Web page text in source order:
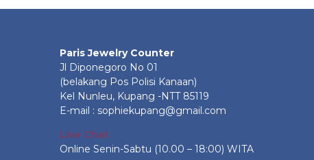
Paris Jewelry Counter
Jl Diponegoro No 01
(belakang Pos Polisi Kanaan)
Kel Nunleu, Kupang -NTT 85119
E-mail : sophiekupang@gmail.com
Live Chat
Online Senin-Sabtu (10.00 – 18:00) WITA